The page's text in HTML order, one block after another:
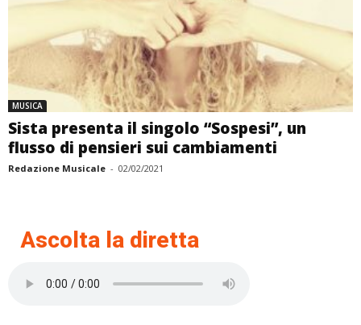
MUSICA
Sista presenta il singolo “Sospesi”, un
flusso di pensieri sui cambiamenti
Redazione Musicale - 02/02/2021
Ascolta la diretta